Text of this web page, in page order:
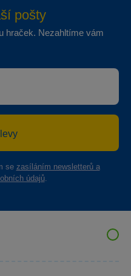
pošty
hraček. Nezahltíme vám
se zasíláním newsletterů a
údajů.